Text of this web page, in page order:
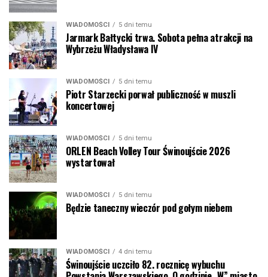
WIADOMOŚCI 5 dni temu
Jarmark Bałtycki trwa. Sobota pełna atrakcji na
Wybrzeżu Władysława IV
WIADOMOŚCI 5 dni temu
Piotr Starzecki porwał publiczność w muszli
koncertowej
WIADOMOŚCI 5 dni temu
ORLEN Beach Volley Tour Świnoujście 2026
wystartował
WIADOMOŚCI 5 dni temu
Będzie taneczny wieczór pod gołym niebem
WIADOMOŚCI 4 dni temu
Świnoujście uczciło 82. rocznicę wybuchu